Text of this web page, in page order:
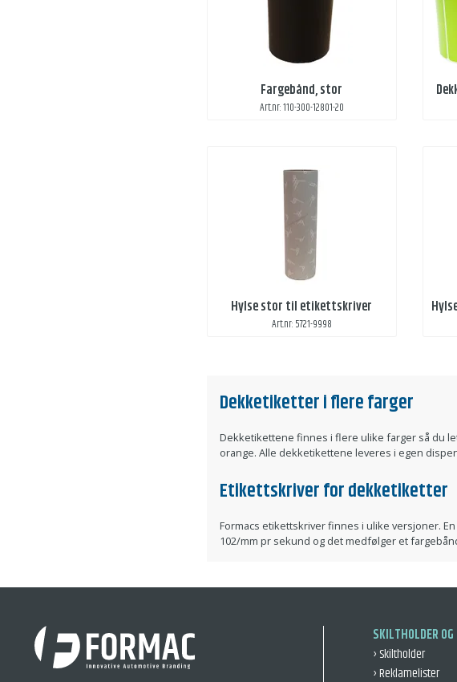
Fargebånd, stor
Art.nr: 110-300-12801-20
Hylse stor til etikettskriver
Art.nr: 5721-9998
Dekketiketter i flere farger
Dekketikettene finnes i flere ulike farger så du
orange. Alle dekketikettene leveres i egen
Etikettskriver for dekketiketter
Formacs etikettskriver finnes i ulike versjoner.
102/mm pr sekund og det medfølger et
SKILTHOLDER
› Skiltholder
› Reklamelister